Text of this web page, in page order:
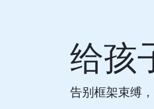
给孩
告别框架束缚